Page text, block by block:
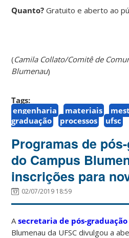
Quanto?Gratuito e aberto ao
(Camila Collato/Comitê de
Blumenau)
Tags:
engenharia
materiais
graduação
processos ufsc
Programas de
do Campus
inscrições para
02/07/2019 18:59
Asecretaria de pós-graduação
Blumenau da UFSC divulgou a